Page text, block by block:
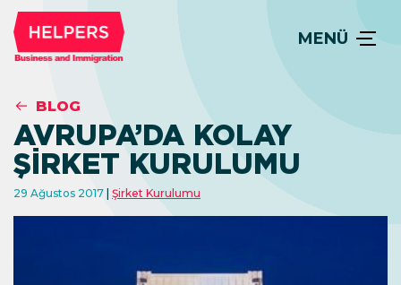
MENÜ
BLOG
AVRUPA’DA KOLAY
ŞIRKET KURULUMU
29 Ağustos 2017 Şirket Kurulumu